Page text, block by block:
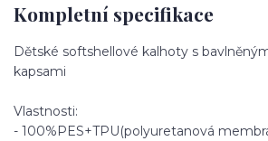
Kompletní specifikace
Dětské softshellové kalhoty s
kapsami
Vlastnosti:
- 100%PES+TPU(polyuretanová